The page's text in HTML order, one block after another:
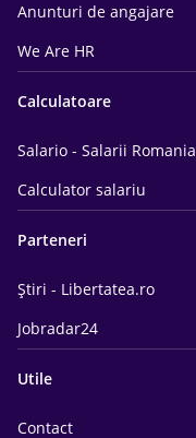
Anunturi de angajare
We Are HR
Calculatoare
Salario - Salarii Romania
Calculator salariu
Parteneri
Știri - Libertatea.ro
Jobradar24
Utile
Contact